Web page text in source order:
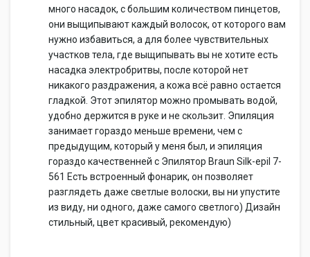
много насадок, с большим количеством пинцетов,
они выщипывают каждый волосок, от которого вам
нужно избавиться, а для более чувствительных
участков тела, где выщипывать вы не хотите есть
насадка электробритвы, после которой нет
никакого раздражения, а кожа всё равно остается
гладкой. Этот эпилятор можно промывать водой,
удобно держится в руке и не скользит. Эпиляция
занимает гораздо меньше времени, чем с
предыдущим, который у меня был, и эпиляция
гораздо качественней с Эпилятор Braun Silk-epil 7-
561 Есть встроенный фонарик, он позволяет
разглядеть даже светлые волоски, вы ни упустите
из виду, ни одного, даже самого светлого) Дизайн
стильный, цвет красивый, рекомендую)